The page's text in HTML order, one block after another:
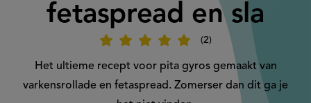
fetaspread en sla
2
Beoordeel
'Pita
gyros
met
fetaspread
en
Het ultieme recept voor pita gyros gemaakt van
varkensrollade en fetaspread. Zomerser dan dit ga je